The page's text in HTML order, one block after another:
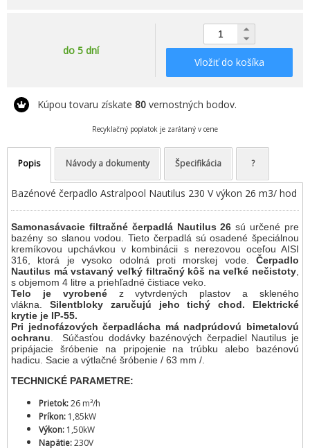
do 5 dní
Vložiť do košíka
Kúpou tovaru získate 80 vernostných bodov.
Recyklačný poplatok je zarátaný v cene
Popis Návody a dokumenty Špecifikácia ?
Bazénové čerpadlo Astralpool Nautilus 230 V výkon 26 m3/ hod
Samonasávacie filtračné čerpadlá Nautilus 26 sú určené pre
bazény so slanou vodou. Tieto čerpadlá sú osadené špeciálnou
kremíkovou upchávkou v kombinácii s nerezovou oceľou AISI
316, ktorá je vysoko odolná proti morskej vode. Čerpadlo
Nautilus má vstavaný veľký filtračný kôš na veľké nečistoty
s objemom 4 litre a priehľadné čistiace veko.
Telo je vyrobenéz vytvrdených plastov a skleného
vlákna.
Silentbloky zaručujú jeho tichý chod.
Elektrické
krytie je IP-55.
Pri jednofázových čerpadlácha má nadprúdovú bimetalovú
ochranu . Súčasťou dodávky bazénových čerpadiel Nautilus je
pripájacie šróbenie na pripojenie na trúbku alebo bazénovú
hadicu. Sacie a výtlačné šróbenie / 63 mm /.
TECHNICKÉ PARAMETRE:
Prietok:26 m³/h
Príkon: 1,85kW
Výkon: 1,50kW
Napätie:230V